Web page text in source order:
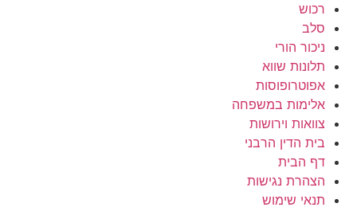
רכוש
סלב
ניכור הורי
תלונות שווא
אפוטרופוסות
אלימות במשפחה
צוואות וירושות
בית הדין הרבני
דף הבית
הצהרת נגישות
תנאי שימוש